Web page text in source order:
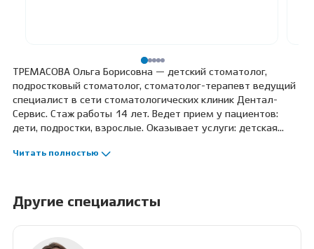
ТРЕМАСОВА Ольга Борисовна — детский стоматолог,
подростковый стоматолог, стоматолог-терапевт ведущий
специалист в сети стоматологических клиник Дентал-
Сервис. Стаж работы 14 лет. Ведет прием у пациентов:
дети, подростки, взрослые. Оказывает услуги: детская
наркозом, лечение детей под седацией, лечение кариеса у
детей, лечение зубов особенным детям, подростковая
стоматология, терапевтическая стоматология, лечение
кариеса, лечение пульпита, лечение периодонтита.
Профессиональные навыки: лечение под микроскопом,
Читать полностью
Другие специалисты